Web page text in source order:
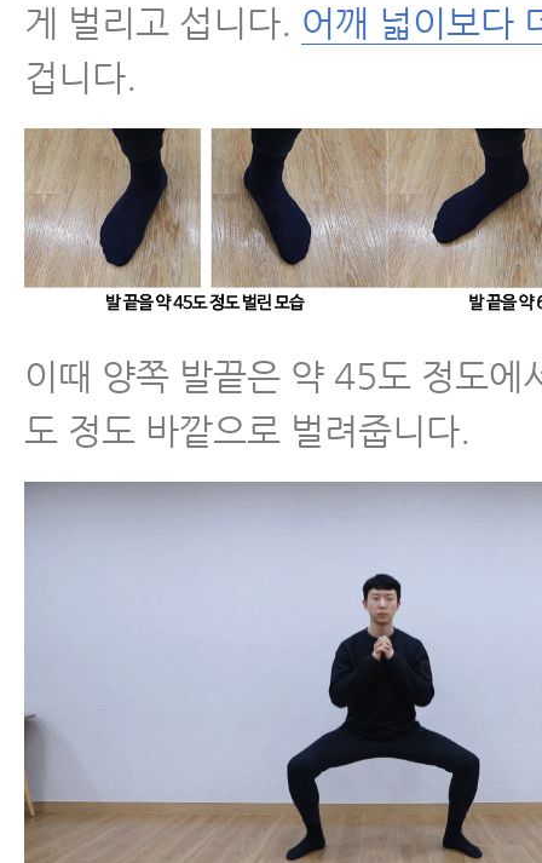
게 벌리고 섭니다. 어깨 넓이보다
겁니다.
이때 양쪽 발끝은 약 45도 정도에
도 정도 바깥으로 벌려줍니다.